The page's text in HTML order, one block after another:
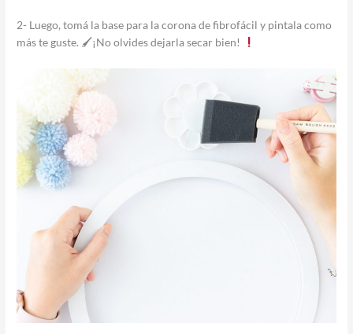
2- Luego, tomá la base para la corona de fibrofácil y pintala como
más te guste. 🖌¡No olvides dejarla secar bien!